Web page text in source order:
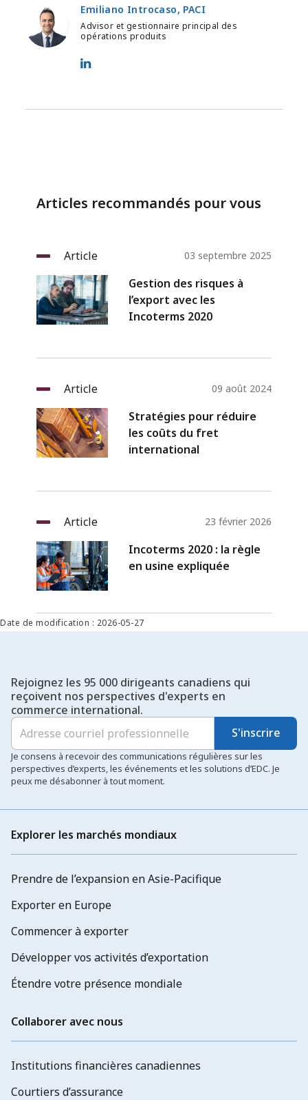
Emiliano Introcaso, PACI
Advisor et gestionnaire principal des
opérations produits
Emiliano Introcaso, PACI - LinkedIn
Articles recommandés pour vous
Article 03 septembre 2025
Gestion des risques à
l’export avec les
Incoterms 2020
Article 09 août 2024
Stratégies pour réduire
les coûts du fret
international
Article 23 février 2026
Incoterms 2020 : la règle
en usine expliquée
Date de modification : 2026-05-27
Rejoignez les 95 000 dirigeants canadiens qui
reçoivent nos perspectives d'experts en
commerce international.
S'inscrire
Je consens à recevoir des communications régulières sur les
perspectives d’experts, les événements et les solutions d’EDC. Je
peux me désabonner à tout moment.
Explorer les marchés mondiaux
Prendre de l’expansion en Asie-Pacifique
Exporter en Europe
Commencer à exporter
Développer vos activités d’exportation
Étendre votre présence mondiale
Collaborer avec nous
Institutions financières canadiennes
Courtiers d’assurance